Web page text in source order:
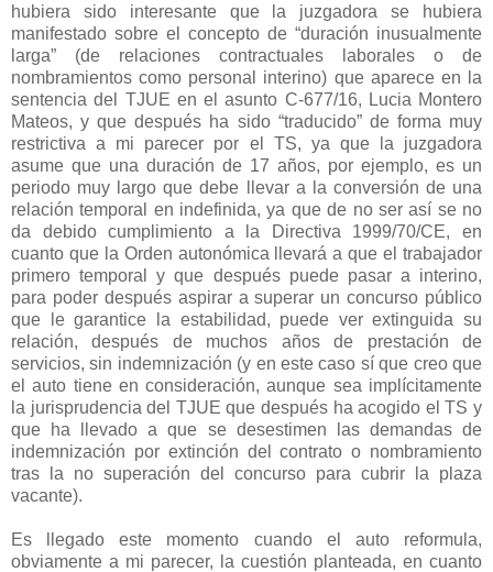
hubiera sido interesante que la juzgadora se hubiera
manifestado sobre el concepto de “duración inusualmente
larga” (de relaciones contractuales laborales o de
nombramientos como personal interino) que aparece en la
sentencia del TJUE en el asunto C-677/16, Lucia Montero
Mateos, y que después ha sido “traducido” de forma muy
restrictiva a mi parecer por el TS, ya que la juzgadora
asume que una duración de 17 años, por ejemplo, es un
periodo muy largo que debe llevar a la conversión de una
relación temporal en indefinida, ya que de no ser así se no
da debido cumplimiento a la Directiva 1999/70/CE, en
cuanto que la Orden autonómica llevará a que el trabajador
primero temporal y que después puede pasar a interino,
para poder después aspirar a superar un concurso público
que le garantice la estabilidad, puede ver extinguida su
relación, después de muchos años de prestación de
servicios, sin indemnización (y en este caso sí que creo que
el auto tiene en consideración, aunque sea implícitamente
la jurisprudencia del TJUE que después ha acogido el TS y
que ha llevado a que se desestimen las demandas de
indemnización por extinción del contrato o nombramiento
tras la no superación del concurso para cubrir la plaza
vacante).
Es llegado este momento cuando el auto reformula,
obviamente a mi parecer, la cuestión planteada, en cuanto